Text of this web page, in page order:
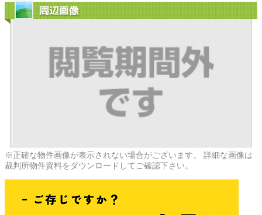
周辺画像
※正確な物件画像が表示されない場合がございます。 詳細な画像は
裁判所物件資料をダウンロードしてご確認下さい。